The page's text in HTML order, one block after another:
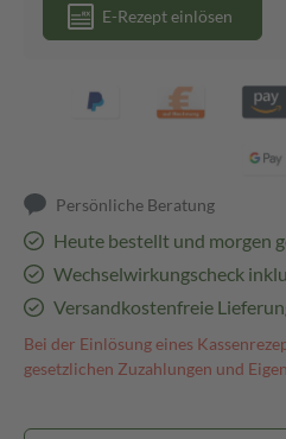
E-Rezept einlösen
Persönliche Beratung
Heute bestellt und morgen
Wechselwirkungscheck
Versandkostenfreie
Bei der Einlösung eines
gesetzlichen Zuzahlungen und